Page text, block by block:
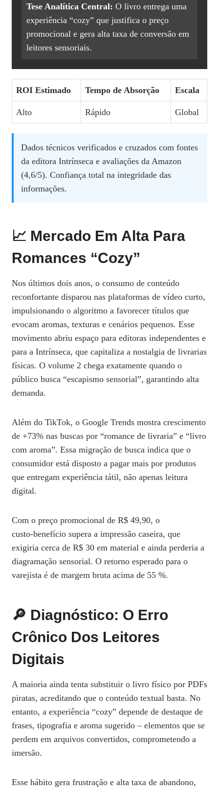
Tese Analítica Central: O livro entrega uma
experiência “cozy” que justifica o preço
promocional e gera alta taxa de conversão em
leitores sensoriais.
ROI Estimado Tempo de Absorção Escala
Alto Rápido Global
Dados técnicos verificados e cruzados com fontes
da editora Intrínseca e avaliações da Amazon
(4,6/5). Confiança total na integridade das
informações.
📈 Mercado Em Alta Para
Romances “cozy”
Nos últimos dois anos, o consumo de conteúdo
reconfortante disparou nas plataformas de vídeo curto,
impulsionando o algoritmo a favorecer títulos que
evocam aromas, texturas e cenários pequenos. Esse
movimento abriu espaço para editoras independentes e
para a Intrínseca, que capitaliza a nostalgia de livrarias
físicas. O volume 2 chega exatamente quando o
público busca “escapismo sensorial”, garantindo alta
demanda.
Além do TikTok, o Google Trends mostra crescimento
de +73% nas buscas por “romance de livraria” e “livro
com aroma”. Essa migração de busca indica que o
consumidor está disposto a pagar mais por produtos
que entregam experiência tátil, não apenas leitura
digital.
Com o preço promocional de R$ 49,90, o
custo‑benefício supera a impressão caseira, que
exigiria cerca de R$ 30 em material e ainda perderia a
diagramação sensorial. O retorno esperado para o
varejista é de margem bruta acima de 55 %.
🔎 Diagnóstico: O Erro
Crônico Dos Leitores
Digitais
A maioria ainda tenta substituir o livro físico por PDFs
piratas, acreditando que o conteúdo textual basta. No
entanto, a experiência “cozy” depende de destaque de
frases, tipografia e aroma sugerido – elementos que se
perdem em arquivos convertidos, comprometendo a
imersão.
Esse hábito gera frustração e alta taxa de abandono,